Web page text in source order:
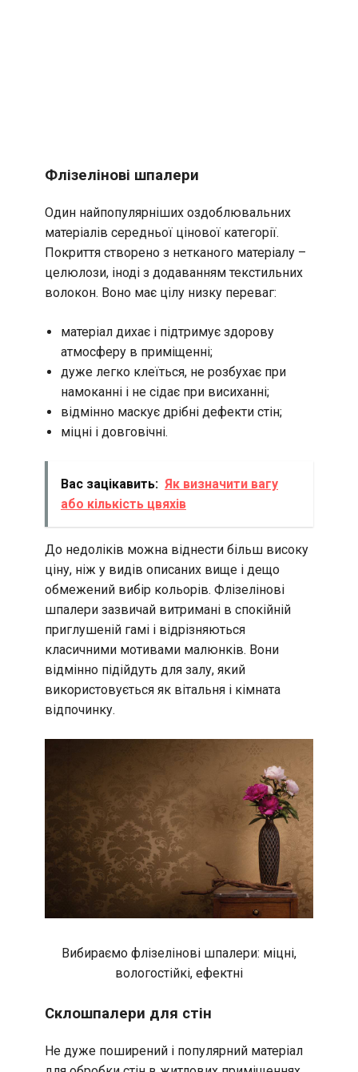
Флізелінові шпалери
Один найпопулярніших оздоблювальних
матеріалів середньої цінової категорії.
Покриття створено з нетканого матеріалу –
целюлози, іноді з додаванням текстильних
волокон. Воно має цілу низку переваг:
матеріал дихає і підтримує здорову
атмосферу в приміщенні;
дуже легко клеїться, не розбухає при
намоканні і не сідає при висиханні;
відмінно маскує дрібні дефекти стін;
міцні і довговічні.
Вас зацікавить: Як визначити вагу
або кількість цвяхів
До недоліків можна віднести більш високу
ціну, ніж у видів описаних вище і дещо
обмежений вибір кольорів. Флізелінові
шпалери зазвичай витримані в спокійній
приглушеній гамі і відрізняються
класичними мотивами малюнків. Вони
відмінно підійдуть для залу, який
використовується як вітальня і кімната
відпочинку.
Вибираємо флізелінові шпалери: міцні,
вологостійкі, ефектні
Склошпалери для стін
Не дуже поширений і популярний матеріал